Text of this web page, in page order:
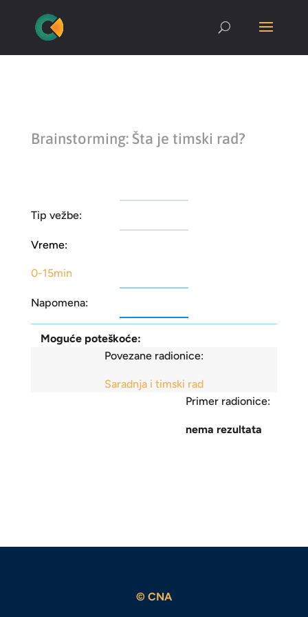
Brainstorming: Šta je timski rad?
Tip vežbe:
Vreme:
0-15min
Napomena:
Moguće poteškoće:
Povezane radionice:
Saradnja i timski rad
Primer radionice:
nema rezultata
© CNA